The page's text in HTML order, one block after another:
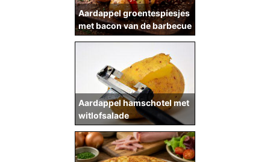
Aardappel groentespiesjes
met bacon van de barbecue
Aardappel hamschotel met
witlofsalade